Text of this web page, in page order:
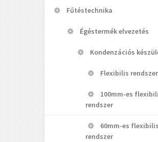
Fűtéstechnika
Égéstermék elvezetés
Kondenzációs
Flexibilis rendszer
100mm-es
rendszer
60mm-es flexibilis
rendszer